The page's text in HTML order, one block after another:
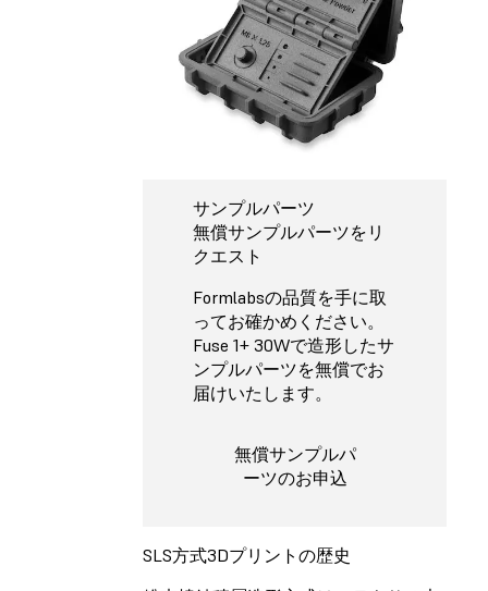
サンプルパーツ
無償サンプルパーツをリ
クエスト
Formlabsの品質を手に取
ってお確かめください。
Fuse 1+ 30Wで造形したサ
ンプルパーツを無償でお
届けいたします。
無償サンプルパ
ーツのお申込
SLS方式3Dプリントの歴史